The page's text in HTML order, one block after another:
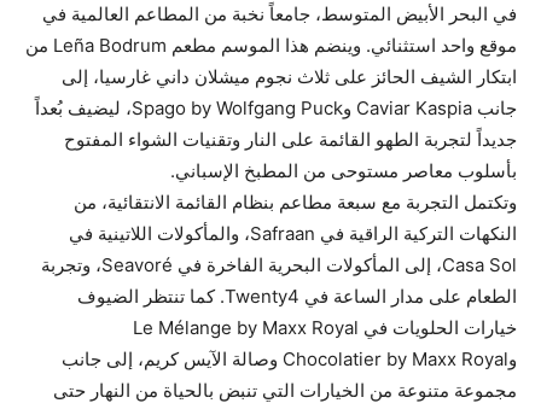
في البحر الأبيض المتوسط، جامعاً نخبة من المطاعم العالمية في
موقع واحد استثنائي. وينضم هذا الموسم مطعم Leña Bodrum من
ابتكار الشيف الحائز على ثلاث نجوم ميشلان داني غارسيا، إلى
جانب Caviar Kaspia وSpago by Wolfgang Puck، ليضيف بُعداً
جديداً لتجربة الطهو القائمة على النار وتقنيات الشواء المفتوح
بأسلوب معاصر مستوحى من المطبخ الإسباني.
وتكتمل التجربة مع سبعة مطاعم بنظام القائمة الانتقائية، من
النكهات التركية الراقية في Safraan، والمأكولات اللاتينية في
Casa Sol، إلى المأكولات البحرية الفاخرة في Seavoré، وتجربة
الطعام على مدار الساعة في Twenty4. كما تنتظر الضيوف
خيارات الحلويات في Le Mélange by Maxx Royal
وChocolatier by Maxx Royal وصالة الآيس كريم، إلى جانب
مجموعة متنوعة من الخيارات التي تنبض بالحياة من النهار حتى